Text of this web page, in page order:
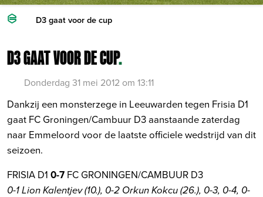
D3 gaat voor de cup
D3 GAAT VOOR DE CUP.
Donderdag 31 mei 2012 om 13:11
Dankzij een monsterzege in Leeuwarden tegen Frisia D1
gaat FC Groningen/Cambuur D3 aanstaande zaterdag
naar Emmeloord voor de laatste officiele wedstrijd van dit
seizoen.
FRISIA D1 0-7 FC GRONINGEN/CAMBUUR D3
0-1 Lion Kalentjev (10.), 0-2 Orkun Kokcu (26.), 0-3, 0-4, 0-